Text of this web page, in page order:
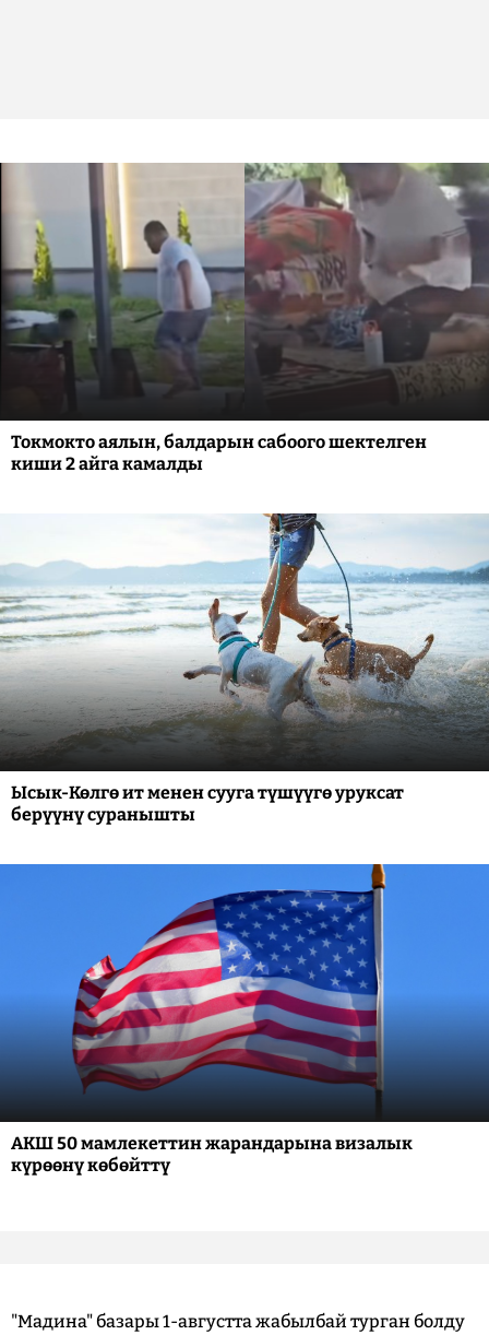
Токмокто аялын, балдарын сабоого шектелген
киши 2 айга камалды
Ысык-Көлгө ит менен сууга түшүүгө уруксат
берүүнү суранышты
АКШ 50 мамлекеттин жарандарына визалык
күрөөнү көбөйттү
"Мадина" базары 1-августта жабылбай турган болду